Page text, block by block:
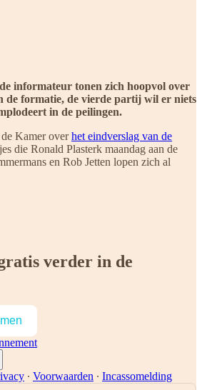
informateur tonen zich hoopvol over
de formatie, de vierde partij wil er niets
in de peilingen.
Kamer overhet eindverslag van de
die Ronald Plasterk maandag aan de
en Rob Jetten lopen zich al
verder in de
∙ Voorwaarden ∙ Incassomelding